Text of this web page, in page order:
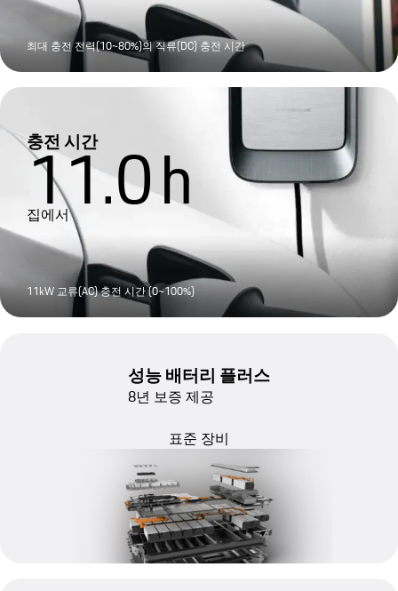
최대 충전 전력(10~80%)의 직류(DC) 충전 시간
충전 시간
11.0h
집에서
11kW 교류(AC) 충전 시간 (0~100%)
성능 배터리 플러스
8년 보증 제공
표준 장비